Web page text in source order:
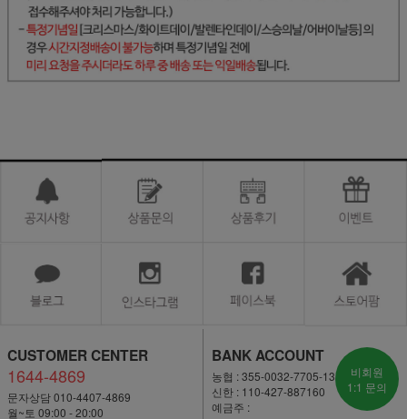
CUSTOMER CENTER
1644-4869
문자상담 010-4407-4869
월~토 09:00 - 20:00
BANK ACCOUNT
농협 : 355-0032-7705-13
신한 : 110-427-887160
예금주 :
비회원
1:1 문의